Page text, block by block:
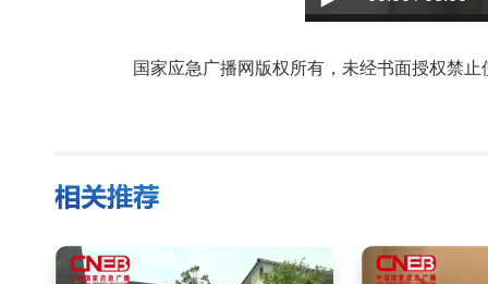
国家应急广播网版权所有，未经书面授权禁